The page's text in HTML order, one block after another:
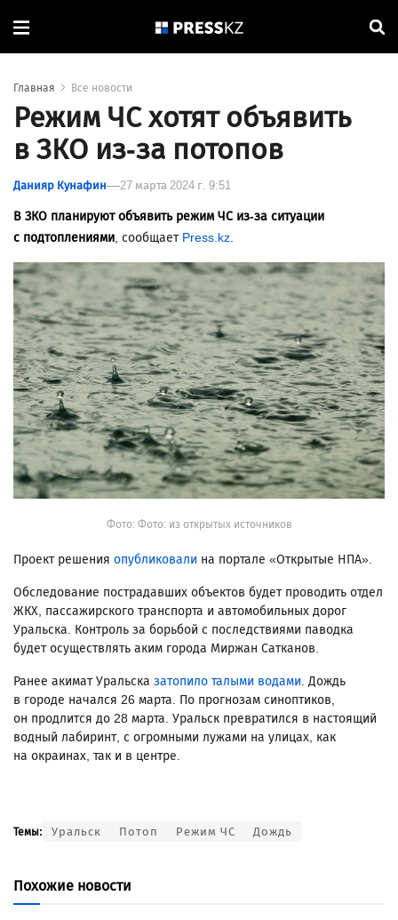
Главная Все новости
Режим ЧС хотят объявить
в ЗКО из-за потопов
Данияр Кунафин 27 марта 2024 г. 9:51
В ЗКО планируют объявить режим ЧС из-за ситуации
с подтоплениями, сообщает Press.kz.
Фото: Фото: из открытых источников
Проект решения опубликовали на портале «Открытые НПА».
Обследование пострадавших объектов будет проводить отдел
ЖКХ, пассажирского транспорта и автомобильных дорог
Уральска. Контроль за борьбой с последствиями паводка
будет осуществлять аким города Миржан Сатканов.
Ранее акимат Уральска затопило талыми водами. Дождь
в городе начался 26 марта. По прогнозам синоптиков,
он продлится до 28 марта. Уральск превратился в настоящий
водный лабиринт, с огромными лужами на улицах, как
на окраинах, так и в центре.
Темы: Уральск Потоп Режим ЧС Дождь
Похожие новости